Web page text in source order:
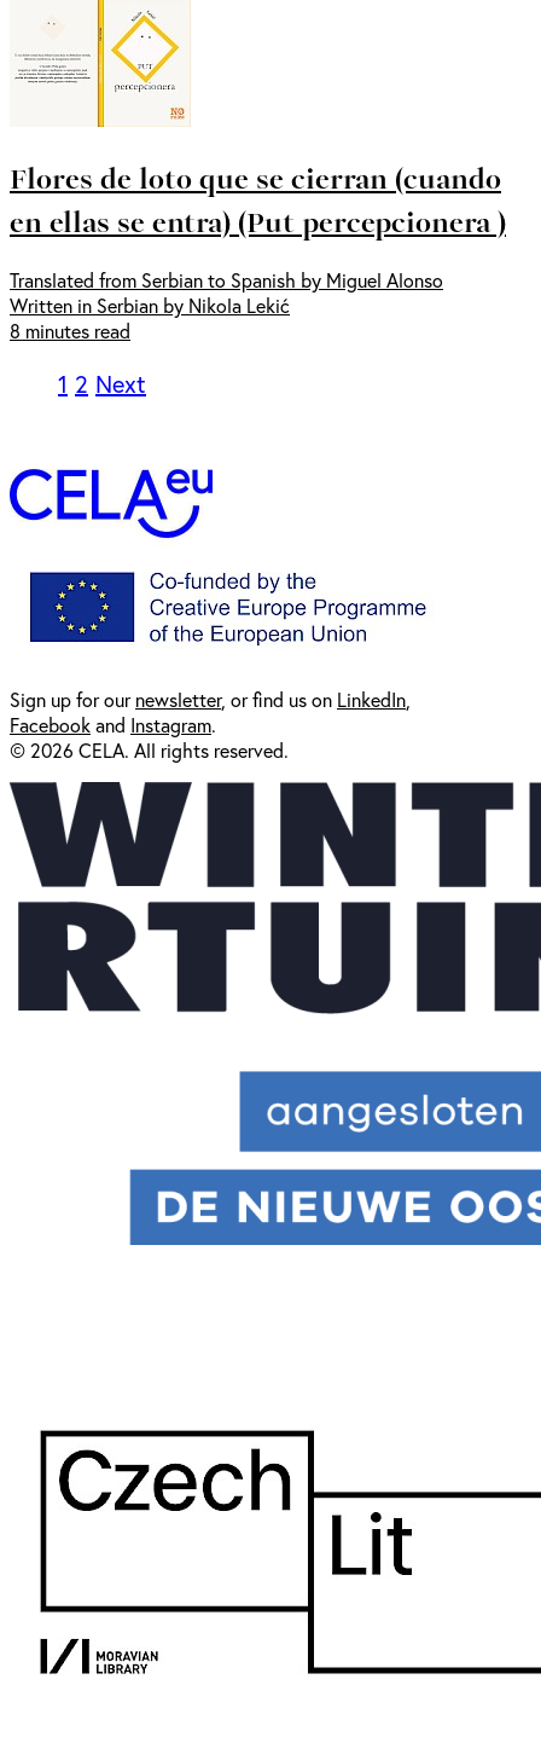
Flores de loto que se cierran (cuando
en ellas se entra) (Put percepcionera )
Translated from Serbian to Spanish by Miguel Alonso
Written in Serbian by Nikola Lekić
8 minutes read
1 2 Next
Sign up for ournewsletter, or find us on LinkedIn
Facebookand Instagram.
© 2026 CELA. All rights reserved.